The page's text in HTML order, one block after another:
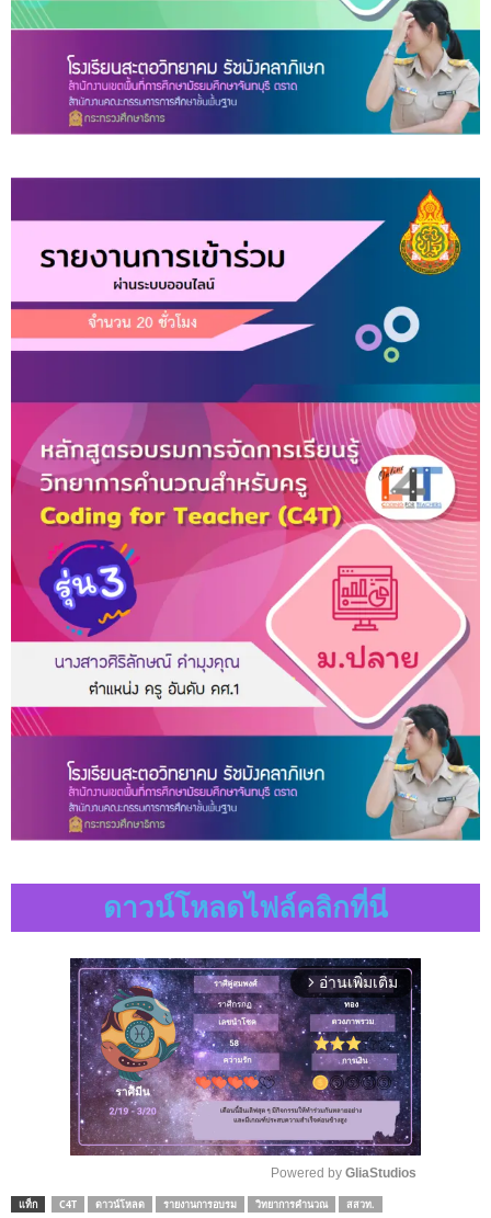
ดาวน์โหลดไฟล์คลิกที่นี่
arrow_forward_ios อ่านเพิ่มเติม
Powered by GliaStudios
แท็ก C4T ดาวน์โหลด รายงานการอบรม วิทยาการคำนวณ สสวท.